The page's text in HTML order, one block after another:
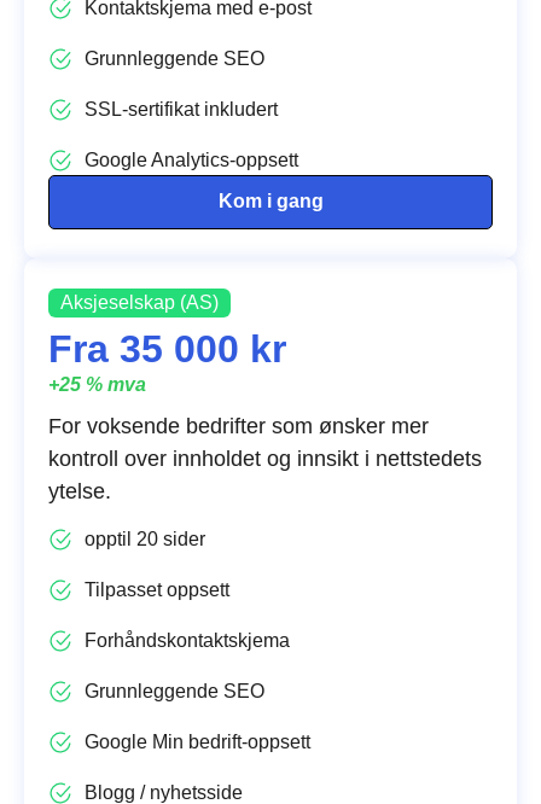
Kontaktskjema med e-post
Grunnleggende SEO
SSL-sertifikat inkludert
Google Analytics-oppsett
Kom i gang
Aksjeselskap (AS)
Fra 35 000 kr
+25 % mva
For voksende bedrifter som ønsker mer
kontroll over innholdet og innsikt i nettstedets
ytelse.
opptil 20 sider
Tilpasset oppsett
Forhåndskontaktskjema
Grunnleggende SEO
Google Min bedrift-oppsett
Blogg / nyhetsside